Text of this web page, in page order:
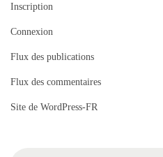
Inscription
Connexion
Flux des publications
Flux des commentaires
Site de WordPress-FR